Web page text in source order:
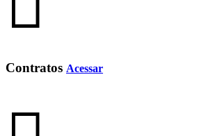
Contratos Acessar